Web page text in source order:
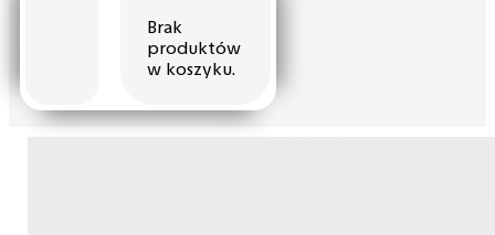
Brak
produktów
w koszyku.